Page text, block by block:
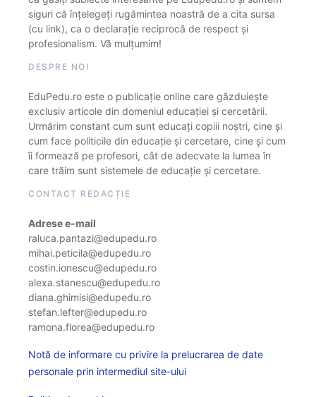
siguri că înțelegeți rugămintea noastră de a cita sursa
(cu link), ca o declarație reciprocă de respect și
profesionalism. Vă mulțumim!
DESPRE NOI
EduPedu.ro este o publicație online care găzduiește
exclusiv articole din domeniul educației și cercetării.
Urmărim constant cum sunt educați copiii noștri, cine și
cum face politicile din educație și cercetare, cine și cum
îi formează pe profesori, cât de adecvate la lumea în
care trăim sunt sistemele de educație și cercetare.
CONTACT REDACȚIE
Adrese e-mail
raluca.pantazi@edupedu.ro
mihai.peticila@edupedu.ro
costin.ionescu@edupedu.ro
alexa.stanescu@edupedu.ro
diana.ghimisi@edupedu.ro
stefan.lefter@edupedu.ro
ramona.florea@edupedu.ro
Notă de informare cu privire la prelucrarea de date
personale prin intermediul site-ului